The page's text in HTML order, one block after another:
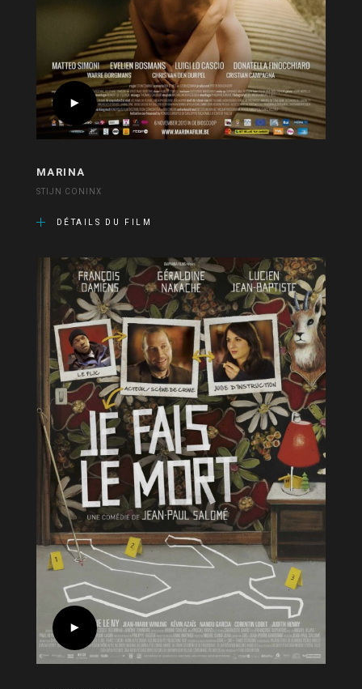
MARINA
STIJN CONINX
DÉTAILS DU FILM